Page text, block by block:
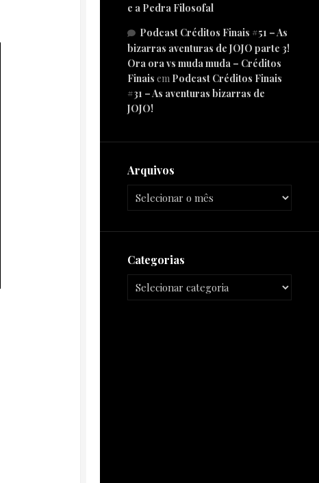
e a Pedra Filosofal
Podcast Créditos Finais #51 – As
bizarras aventuras de JOJO parte 3!
Ora ora vs muda muda – Créditos
Finais em Podcast Créditos Finais
#31 – As aventuras bizarras de
JOJO!
Arquivos
Categorias